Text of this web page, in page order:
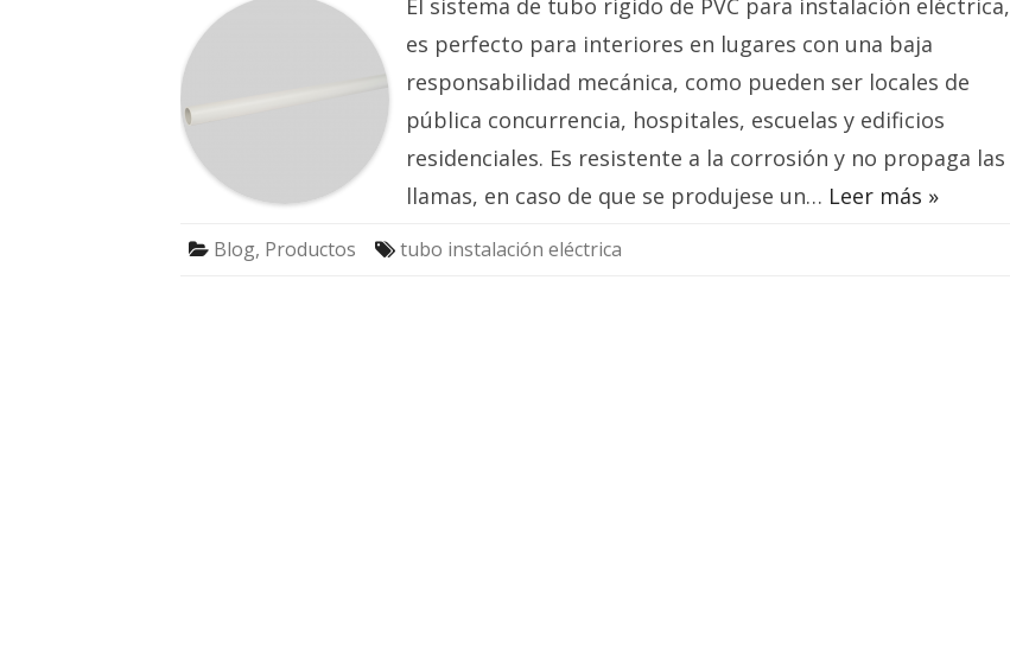
el
tubo
de
para
instalación
eléctrica?
El sistema de tubo rígido de PVC para instalación eléctrica,
es perfecto para interiores en lugares con una baja
responsabilidad mecánica, como pueden ser locales de
pública concurrencia, hospitales, escuelas y edificios
residenciales. Es resistente a la corrosión y no propaga las
llamas, en caso de que se produjese un… Leer más »
Blog, Productos tubo instalación eléctrica